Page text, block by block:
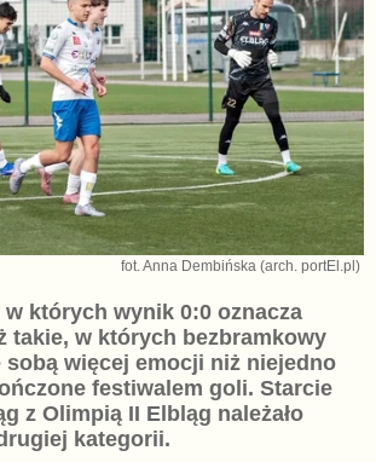
fot. Anna Dembińska (arch. portEl.pl)
w których wynik 0:0 oznacza
takie, w których bezbramkowy
sobą więcej emocji niż niejedno
festiwalem goli. Starcie
z Olimpią II Elbląg należało
kategorii.